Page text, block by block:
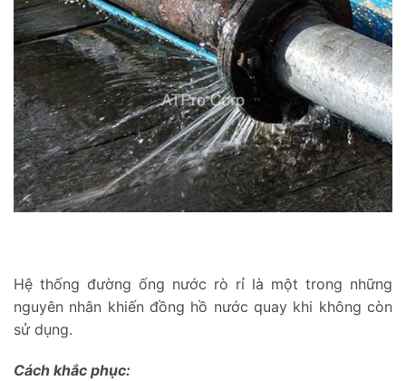
Hệ thống đường ống nước rò rỉ là một trong những
nguyên nhân khiến đồng hồ nước quay khi không còn
sử dụng.
Cách khắc phục: